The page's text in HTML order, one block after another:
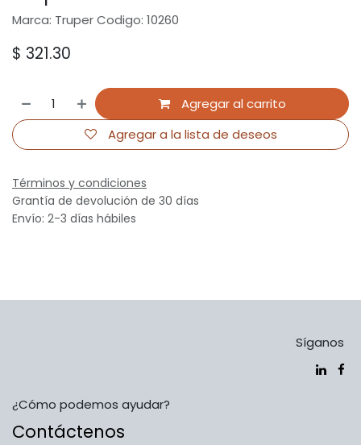
Marca: Truper Codigo: 10260
$ 321.30
Agregar al carrito
Agregar a la lista de deseos
Términos y condiciones
Grantía de devolución de 30 días
Envío: 2-3 días hábiles
Síganos
¿Cómo podemos ayudar?
Contáctenos